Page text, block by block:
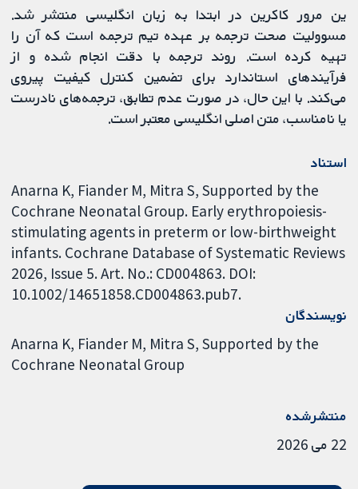
ین مرور کاکرین در ابتدا به زبان انگلیسی منتشر شد.
مسوولیت صحت ترجمه بر عهده تیم ترجمه است که آن را
تهیه کرده است. روند ترجمه با دقت انجام شده و از
فرآیندهای استاندارد برای تضمین کنترل کیفیت پیروی
می‌کند. با این حال، در صورت عدم تطابق، ترجمه‌های نادرست
یا نامناسب، متن اصلی انگلیسی معتبر است.
استناد
Anarna K, Fiander M, Mitra S, Supported by the
Cochrane Neonatal Group. Early erythropoiesis-
stimulating agents in preterm or low-birthweight
infants. Cochrane Database of Systematic Reviews
2026, Issue 5. Art. No.: CD004863. DOI:
10.1002/14651858.CD004863.pub7.
نویسندگان
Anarna K Fiander M Mitra S Supported by the
Cochrane Neonatal Group
منتشرشده
22 می 2026